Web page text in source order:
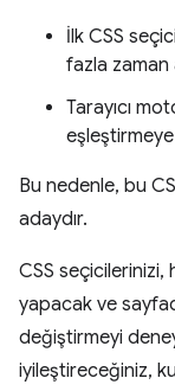
İlk CSS
fazla zaman
Tarayıcı
Bu nedenle, bu
adaydır.
CSS seçicilerinizi,
yapacak ve
değiştirmeyi
iyileştireceğiniz,